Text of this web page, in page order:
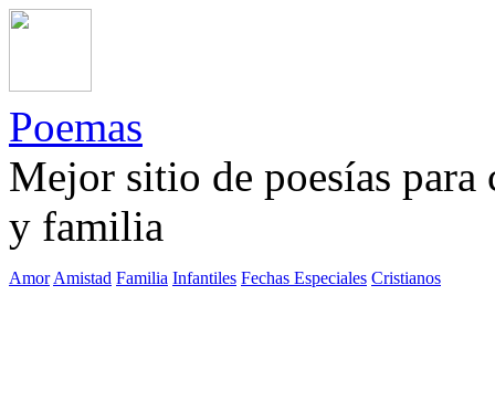
Poemas
Mejor sitio de poesías
y familia
Amor Amistad Familia Infantiles Fechas Especiales Cristianos